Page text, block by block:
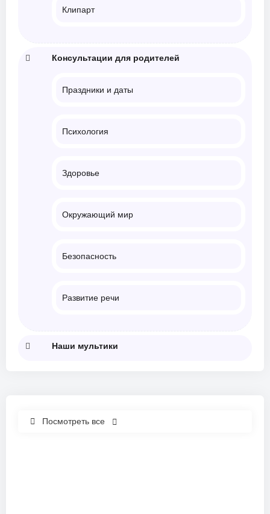
Клипарт
Консультации для родителей
Праздники и даты
Психология
Здоровье
Окружающий мир
Безопасность
Развитие речи
Наши мультики
Посмотреть все